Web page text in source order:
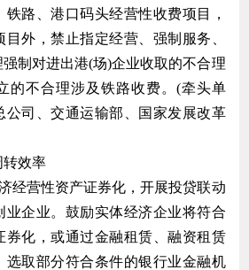
铁路、港口码头经营性收费项目，
目外，禁止指定经营、强制服务、
制对进出港(场)企业收取的不合理
的不合理涉及铁路收费。(牵头单
公司、交通运输部、国家发展改革
转效率
经营性资产证券化，开展投贷联动
业企业。鼓励实体经济企业将符合
券化，或通过金融租赁、融资租赁
选取部分符合条件的银行业金融机